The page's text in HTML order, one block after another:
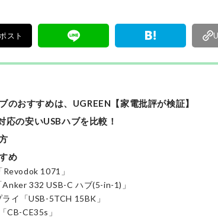
ポスト
のおすすめは、UGREEN【家電批評が検証】
応の安いUSBハブを比較！
め
Revodok 1071」
Anker 332 USB-C ハブ(5-in-1)」
ライ「USB-5TCH 15BK」
CB-CE35s」